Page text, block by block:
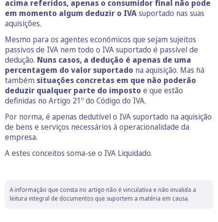
acima referidos, apenas o consumidor final não pode
em momento algum deduzir o IVAsuportado nas suas
aquisições.
Mesmo para os agentes económicos que sejam sujeitos
passivos de IVA nem todo o IVA suportado é passível de
dedução. Nuns casos, a dedução é apenas de uma
percentagem do valor suportado na aquisição. Mas há
também situações concretas em que não poderão
deduzir qualquer parte do imposto e que estão
definidas no Artigo 21º do Código do IVA.
Por norma, é apenas dedutível o IVA suportado na aquisição
de bens e serviços necessários à operacionalidade da
empresa.
A estes conceitos soma-se o IVA Liquidado.
A informação que consta no artigo não é vinculativa e não invalida a
leitura integral de documentos que suportem a matéria em causa.